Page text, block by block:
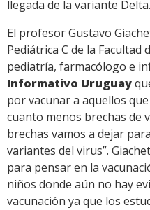
llegada de la variante Delta.
El profesor Gustavo
Pediátrica C de la Facultad
pediatría, farmacólogo e
Informativo Uruguay
por vacunar a aquellos
cuanto menos brechas de
brechas vamos a dejar
variantes del virus”.
para pensar en la
niños donde aún no hay
vacunación ya que los